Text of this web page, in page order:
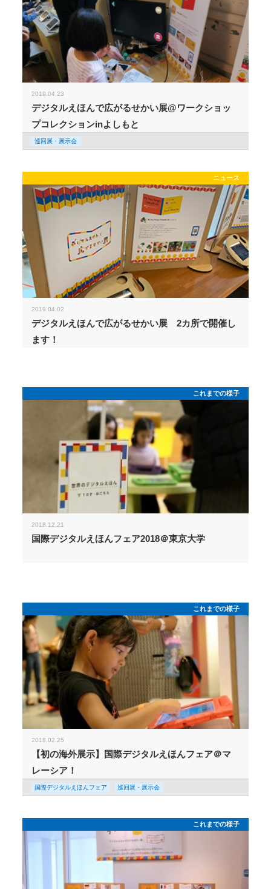
2019.04.23
デジタルえほんで広がるせかい展@ワークショッ
プコレクションinよしもと
巡回展・展示会
ニュース
2019.04.02
デジタルえほんで広がるせかい展 2カ所で開催し
ます！
これまでの様子
2018.12.21
国際デジタルえほんフェア2018＠東京大学
これまでの様子
2018.02.25
【初の海外展示】国際デジタルえほんフェア＠マ
レーシア！
国際デジタルえほんフェア 巡回展・展示会
これまでの様子